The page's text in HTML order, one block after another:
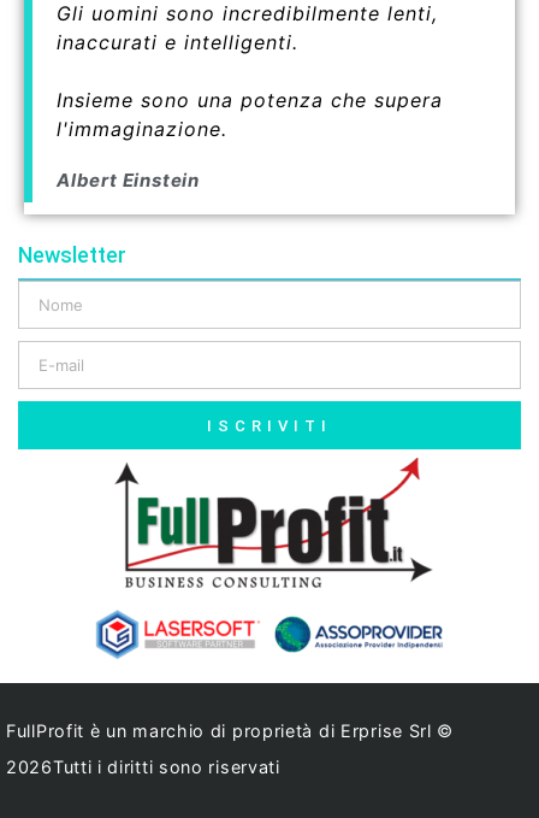
Gli uomini sono incredibilmente lenti,
inaccurati e intelligenti.
Insieme sono una potenza che supera
l'immaginazione.
Albert Einstein
Newsletter
ISCRIVITI
FullProfit è un marchio di proprietà di Erprise Srl ©
2026Tutti i diritti sono riservati